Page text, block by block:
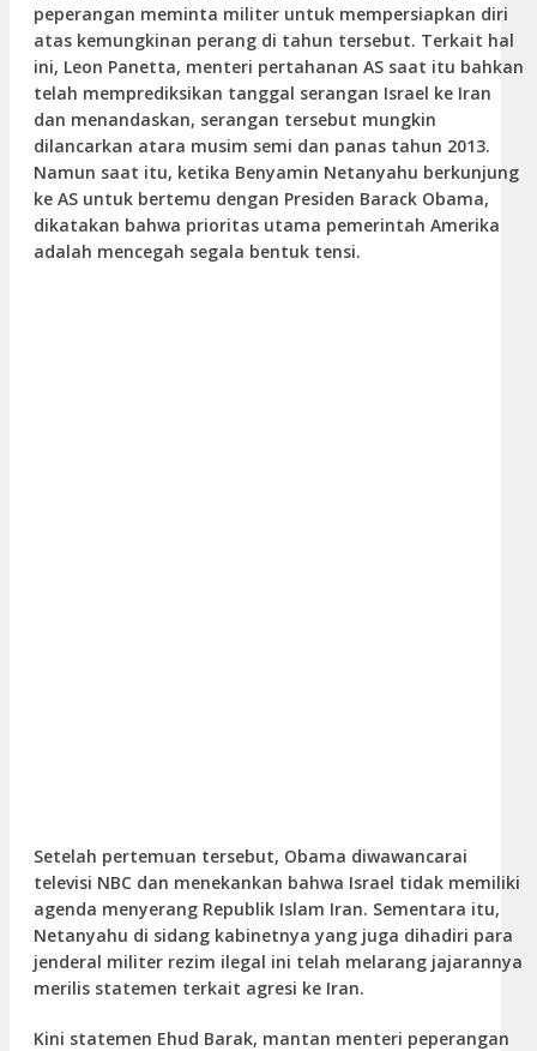
peperangan meminta militer untuk mempersiapkan diri
atas kemungkinan perang di tahun tersebut. Terkait hal
ini, Leon Panetta, menteri pertahanan AS saat itu bahkan
telah memprediksikan tanggal serangan Israel ke Iran
dan menandaskan, serangan tersebut mungkin
dilancarkan atara musim semi dan panas tahun 2013.
Namun saat itu, ketika Benyamin Netanyahu berkunjung
ke AS untuk bertemu dengan Presiden Barack Obama,
dikatakan bahwa prioritas utama pemerintah Amerika
adalah mencegah segala bentuk tensi.
Setelah pertemuan tersebut, Obama diwawancarai
televisi NBC dan menekankan bahwa Israel tidak memiliki
agenda menyerang Republik Islam Iran. Sementara itu,
Netanyahu di sidang kabinetnya yang juga dihadiri para
jenderal militer rezim ilegal ini telah melarang jajarannya
merilis statemen terkait agresi ke Iran.
Kini statemen Ehud Barak, mantan menteri peperangan